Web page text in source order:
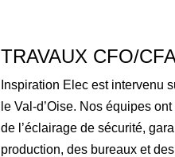
TRAVAUX CFO/
Inspiration Elec est intervenu
le Val-d’Oise. Nos équipes
de l’éclairage de sécurité,
production, des bureaux et